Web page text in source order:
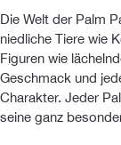
Die Welt der Palm
niedliche Tiere wie
Figuren wie
Geschmack und
Charakter. Jeder
seine ganz